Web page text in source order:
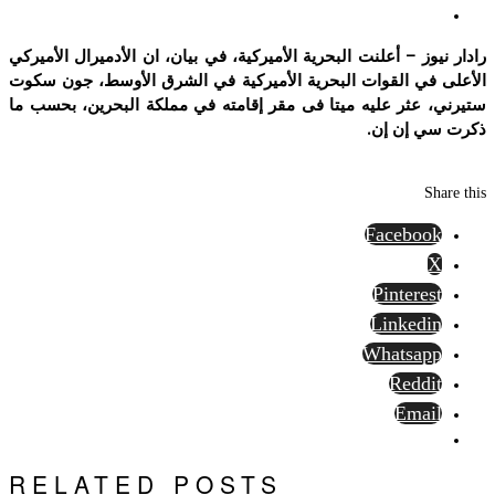
رادار نيوز – أعلنت البحرية الأميركية، في بيان، ان الأدميرال الأميركي
الأعلى في القوات البحرية الأميركية في الشرق الأوسط، جون سكوت
ستيرني، عثر عليه ميتا فى مقر إقامته في مملكة البحرين، بحسب ما
ذكرت سي إن إن.
Share this
Facebook
X
Pinterest
Linkedin
Whatsapp
Reddit
Email
RELATED POSTS